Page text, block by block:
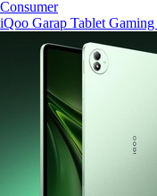
Consumer
iQoo Garap Tablet